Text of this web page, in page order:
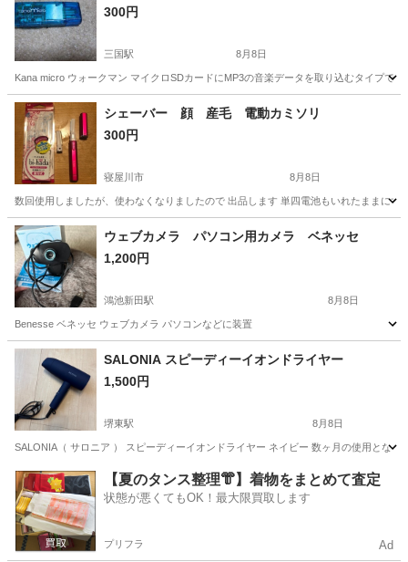
300円
三国駅 8月8日
Kana micro ウォークマン マイクロSDカードにMP3の音楽データを取り込むタイプ
大阪 大阪市 ポータブルプレーヤー ウォークマン
シェーバー 顔 産毛 電動カミソリ
300円
寝屋川市 8月8日
数回使用しましたが、使わなくなりましたので 出品します 単四電池もいれたままに
大阪 寝屋川市 美容家電 カミソリ
ウェブカメラ パソコン用カメラ ベネッセ
1,200円
鴻池新田駅 8月8日
Benesse ベネッセ ウェブカメラ パソコンなどに装置
大阪 東大阪市 その他 ウェブカメラ
SALONIA スピーディーイオンドライヤー
1,500円
堺東駅 8月8日
SALONIA（ サロニア ） スピーディーイオンドライヤー ネイビー 数ヶ月の使用とな
大阪 堺市 堺東駅 美容家電
【夏のタンス整理👘】着物をまとめて査定
状態が悪くてもOK！最大限買取します
プリフラ Ad